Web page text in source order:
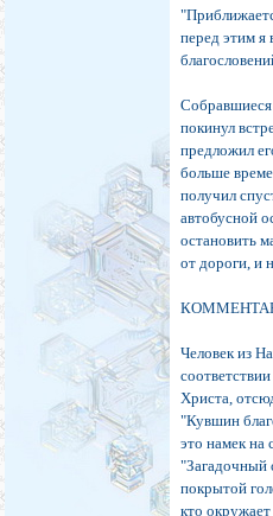
перед этим я
Собравшиеся
покинул
предложил
больше
получил
автобусной
остановить
от дороги, и
Человек из
Христа,
"Кувшин
это намек на
"Загадочный
покрытой
кто